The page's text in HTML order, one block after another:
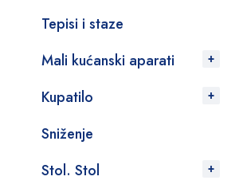
Tepisi i staze
Mali kućanski aparati
Kupatilo
Sniženje
Stol. Stol